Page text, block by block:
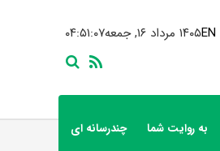
۰۴:۵۱:۰۸ ۱۴۰۵ مرداد ۱۶, جمعهEN
به روایت شما چندرسانه ای